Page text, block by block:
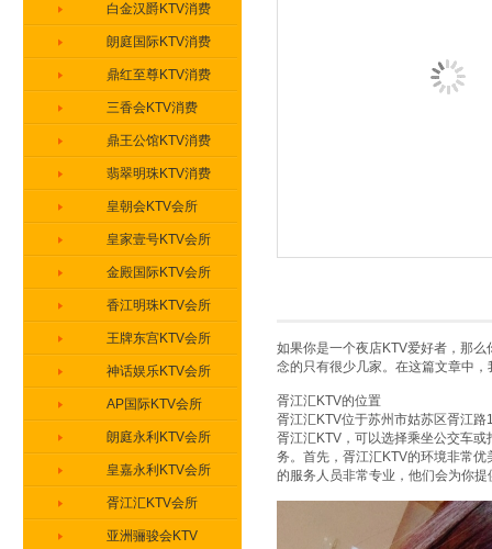
如果你是一个夜店KTV爱好者，那
念的只有很少几家。在这篇文章中
胥江汇KTV的位置
胥江汇KTV位于苏州市姑苏区胥江
胥江汇KTV，可以选择乘坐公交车
务。首先，胥江汇KTV的环境非常
的服务人员非常专业，他们会为你
白金汉爵KTV消费
朗庭国际KTV消费
鼎红至尊KTV消费
三香会KTV消费
鼎王公馆KTV消费
翡翠明珠KTV消费
皇朝会KTV会所
皇家壹号KTV会所
金殿国际KTV会所
香江明珠KTV会所
王牌东宫KTV会所
神话娱乐KTV会所
AP国际KTV会所
朗庭永利KTV会所
皇嘉永利KTV会所
胥江汇KTV会所
亚洲骊骏会KTV